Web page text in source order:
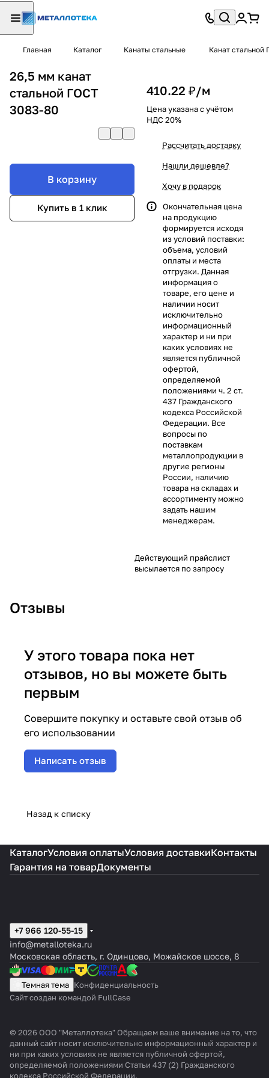
Главная Каталог Канаты стальные Канат стальной
26,5 мм канат
стальной ГОСТ
3083-80
В корзину
Купить в 1 клик
410.22 ₽/м
Цена указана с учётом
НДС 20%
Рассчитать доставку
Нашли дешевле?
Хочу в подарок
Окончательная цена
на продукцию
формируется исходя
из условий поставки:
объема, условий
оплаты и места
отгрузки. Данная
информация о
товаре, его цене и
наличии носит
исключительно
информационный
характер и ни при
каких условиях не
является публичной
офертой,
определяемой
положениями ч. 2 ст.
437 Гражданского
кодекса Российской
Федерации. Все
вопросы по
поставкам
металлопродукции в
другие регионы
России, наличию
товара на складах и
ассортименту можно
задать нашим
менеджерам.
Действующий прайслист
высылается по запросу
Отзывы
У этого товара пока нет
отзывов, но вы можете быть
первым
Совершите покупку и оставьте свой отзыв об
его использовании
Написать отзыв
Назад к списку
КаталогУсловия оплатыУсловия доставкиКонтакты
Гарантия на товарДокументы
+7 966 120-55-15
info@metalloteka.ru
Московская область, г. Одинцово, Можайское шоссе, 8
Темная тема Конфиденциальность
Сайт создан командой FullCase
© 2026 ООО "Металлотека" Обращаем ваше внимание на то, что
данный сайт носит исключительно информационный характер и
ни при каких условиях не является публичной офертой,
определяемой положениями Статьи 437 (2) Гражданского
кодекса Российской Федерации.